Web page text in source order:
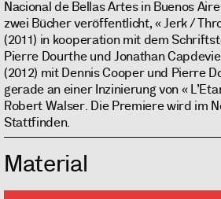
Nacional de Bellas Artes in Buenos
zwei Bücher veröffentlicht, « Jerk /
(2011) in kooperation mit dem
Pierre Dourthe und Jonathan
(2012) mit Dennis Cooper und Pierre
gerade an einer Inzinierung von «
Robert Walser. Die Premiere wird im
Stattfinden.
Material